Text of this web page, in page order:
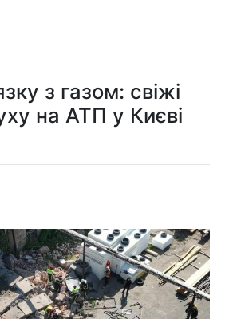
з газом: свіжі
на АТП у Києві